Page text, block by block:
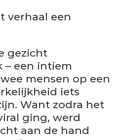
verhaal een
gezicht
– een intiem
mensen op een
iets
Want zodra het
ging, werd
aan de hand